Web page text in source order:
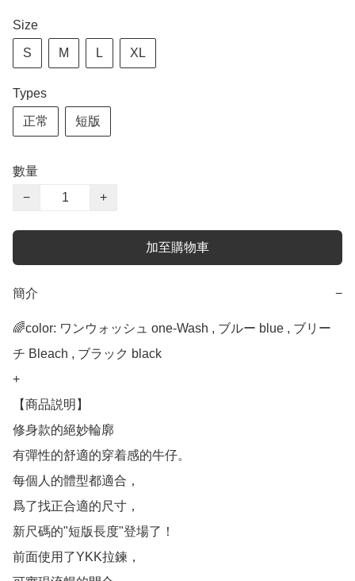
Size
S M L XL
Types
正常 短版
數量
−
+
加至購物車
簡介 −
🌈color: ワンウォッシュ one-Wash , ブルー blue , ブリー
チ Bleach , ブラック black
+
【商品説明】
修身款的絕妙輪廓
有彈性的舒適的穿着感的牛仔。
每個人的體型都適合，
爲了找正合適的尺寸，
新尺碼的"短版長度"登場了！
前面使用了YKK拉鍊，